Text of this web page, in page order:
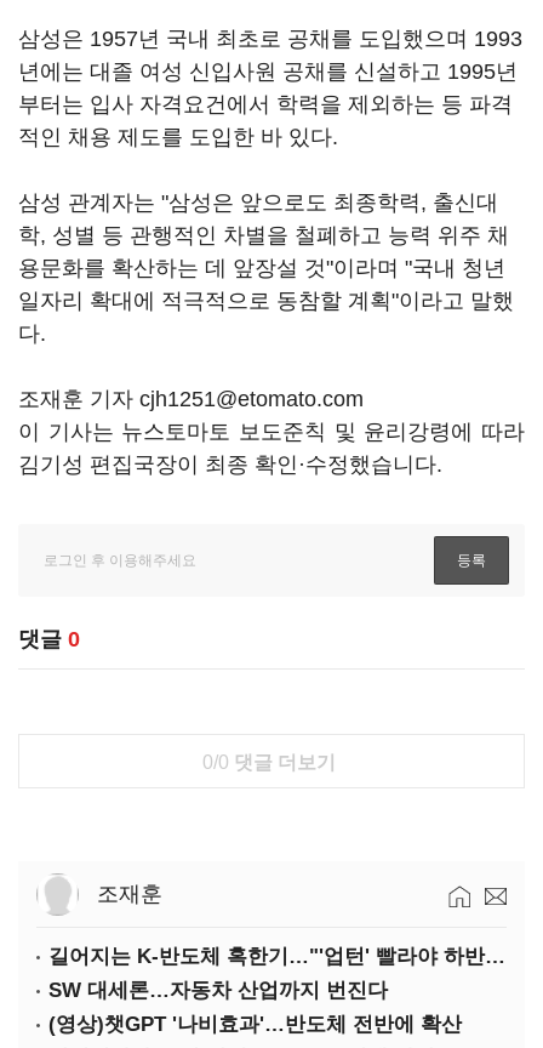
삼성은 1957년 국내 최초로 공채를 도입했으며 1993
년에는 대졸 여성 신입사원 공채를 신설하고 1995년
부터는 입사 자격요건에서 학력을 제외하는 등 파격
적인 채용 제도를 도입한 바 있다.
삼성 관계자는 "삼성은 앞으로도 최종학력, 출신대
학, 성별 등 관행적인 차별을 철폐하고 능력 위주 채
용문화를 확산하는 데 앞장설 것"이라며 "국내 청년
일자리 확대에 적극적으로 동참할 계획"이라고 말했
다.
조재훈 기자 cjh1251@etomato.com
이 기사는 뉴스토마토 보도준칙 및 윤리강령에 따라
김기성 편집국장이 최종 확인·수정했습니다.
댓글 0
0/0 댓글 더보기
조재훈
길어지는 K-반도체 혹한기…"'업턴' 빨라야 하반기"
SW 대세론…자동차 산업까지 번진다
(영상)챗GPT '나비효과'…반도체 전반에 확산